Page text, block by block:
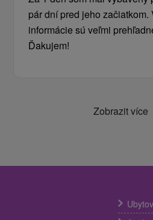
pár dní pred jeho začiatkom.
informácie sú veľmi
Ďakujem!
Zobrazit více